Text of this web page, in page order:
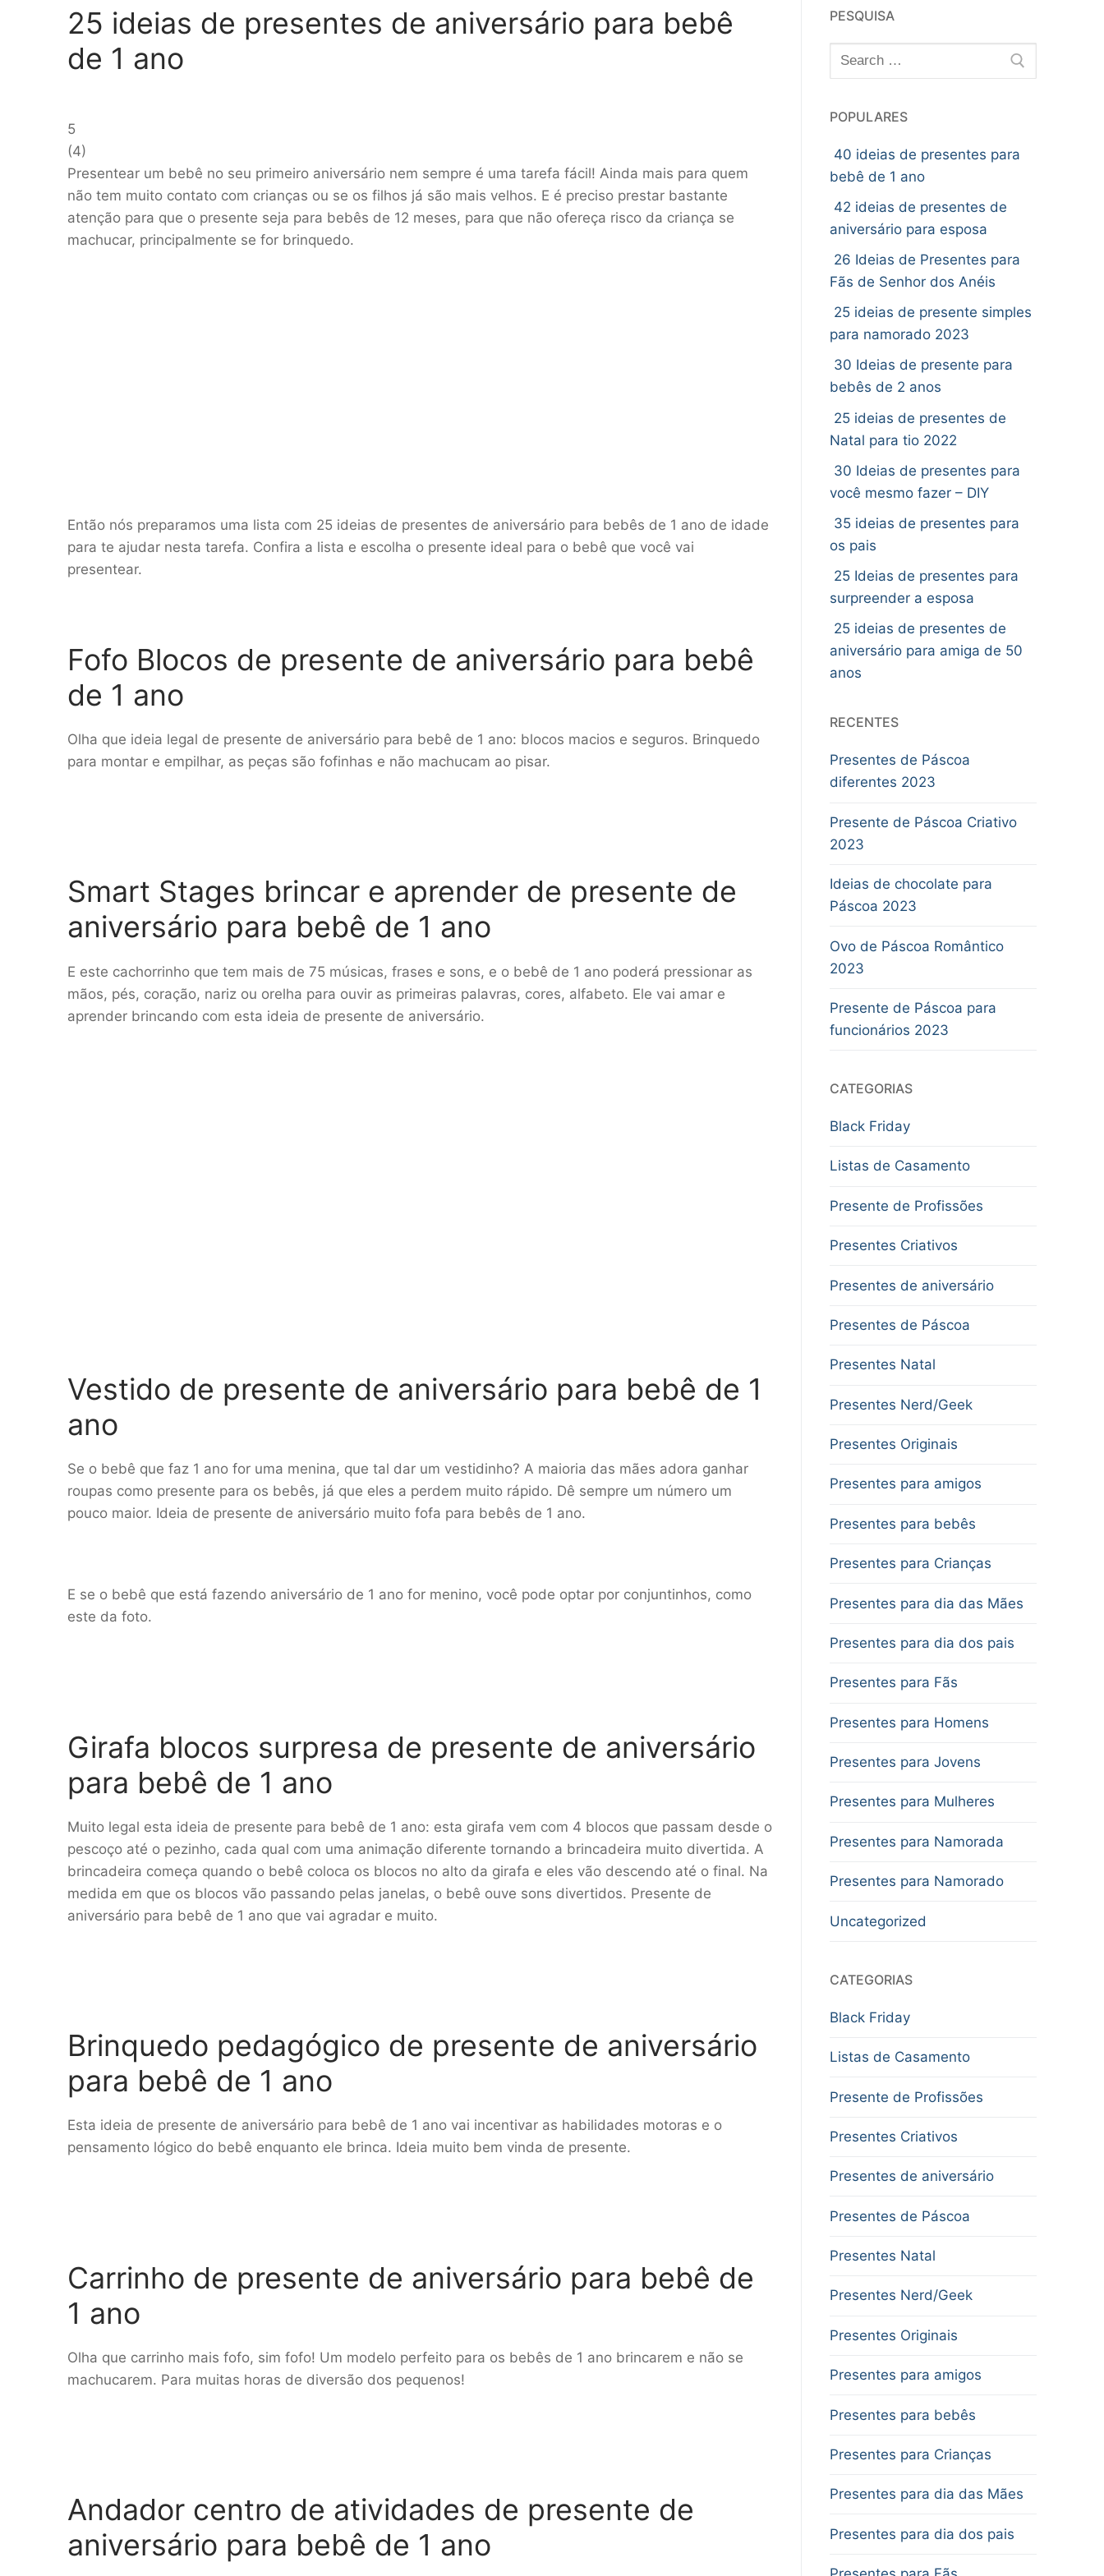
25 ideias de presentes de aniversário para bebê
de 1 ano
5
(4)
Presentear um bebê no seu primeiro aniversário nem sempre é uma tarefa fácil! Ainda mais para quem
não tem muito contato com crianças ou se os filhos já são mais velhos. E é preciso prestar bastante
atenção para que o presente seja para bebês de 12 meses, para que não ofereça risco da criança se
machucar, principalmente se for brinquedo.
Então nós preparamos uma lista com 25 ideias de presentes de aniversário para bebês de 1 ano de idade
para te ajudar nesta tarefa. Confira a lista e escolha o presente ideal para o bebê que você vai
presentear.
Fofo Blocos de presente de aniversário para bebê
de 1 ano
Olha que ideia legal de presente de aniversário para bebê de 1 ano: blocos macios e seguros. Brinquedo
para montar e empilhar, as peças são fofinhas e não machucam ao pisar.
Smart Stages brincar e aprender de presente de
aniversário para bebê de 1 ano
E este cachorrinho que tem mais de 75 músicas, frases e sons, e o bebê de 1 ano poderá pressionar as
mãos, pés, coração, nariz ou orelha para ouvir as primeiras palavras, cores, alfabeto. Ele vai amar e
aprender brincando com esta ideia de presente de aniversário.
Vestido de presente de aniversário para bebê de 1
ano
Se o bebê que faz 1 ano for uma menina, que tal dar um vestidinho? A maioria das mães adora ganhar
roupas como presente para os bebês, já que eles a perdem muito rápido. Dê sempre um número um
pouco maior. Ideia de presente de aniversário muito fofa para bebês de 1 ano.
E se o bebê que está fazendo aniversário de 1 ano for menino, você pode optar por conjuntinhos, como
este da foto.
Girafa blocos surpresa de presente de aniversário
para bebê de 1 ano
Muito legal esta ideia de presente para bebê de 1 ano: esta girafa vem com 4 blocos que passam desde o
pescoço até o pezinho, cada qual com uma animação diferente tornando a brincadeira muito divertida. A
brincadeira começa quando o bebê coloca os blocos no alto da girafa e eles vão descendo até o final. Na
medida em que os blocos vão passando pelas janelas, o bebê ouve sons divertidos. Presente de
aniversário para bebê de 1 ano que vai agradar e muito.
Brinquedo pedagógico de presente de aniversário
para bebê de 1 ano
Esta ideia de presente de aniversário para bebê de 1 ano vai incentivar as habilidades motoras e o
pensamento lógico do bebê enquanto ele brinca. Ideia muito bem vinda de presente.
Carrinho de presente de aniversário para bebê de
1 ano
Olha que carrinho mais fofo, sim fofo! Um modelo perfeito para os bebês de 1 ano brincarem e não se
machucarem. Para muitas horas de diversão dos pequenos!
Andador centro de atividades de presente de
aniversário para bebê de 1 ano
PESQUISA
Pesquisar
por:
POPULARES
40 ideias de presentes para
bebê de 1 ano
42 ideias de presentes de
aniversário para esposa
26 Ideias de Presentes para
Fãs de Senhor dos Anéis
25 ideias de presente simples
para namorado 2023
30 Ideias de presente para
bebês de 2 anos
25 ideias de presentes de
Natal para tio 2022
30 Ideias de presentes para
você mesmo fazer – DIY
35 ideias de presentes para
os pais
25 Ideias de presentes para
surpreender a esposa
25 ideias de presentes de
aniversário para amiga de 50
anos
RECENTES
Presentes de Páscoa
diferentes 2023
Presente de Páscoa Criativo
2023
Ideias de chocolate para
Páscoa 2023
Ovo de Páscoa Romântico
2023
Presente de Páscoa para
funcionários 2023
CATEGORIAS
Black Friday
Listas de Casamento
Presente de Profissões
Presentes Criativos
Presentes de aniversário
Presentes de Páscoa
Presentes Natal
Presentes Nerd/Geek
Presentes Originais
Presentes para amigos
Presentes para bebês
Presentes para Crianças
Presentes para dia das Mães
Presentes para dia dos pais
Presentes para Fãs
Presentes para Homens
Presentes para Jovens
Presentes para Mulheres
Presentes para Namorada
Presentes para Namorado
Uncategorized
CATEGORIAS
Black Friday
Listas de Casamento
Presente de Profissões
Presentes Criativos
Presentes de aniversário
Presentes de Páscoa
Presentes Natal
Presentes Nerd/Geek
Presentes Originais
Presentes para amigos
Presentes para bebês
Presentes para Crianças
Presentes para dia das Mães
Presentes para dia dos pais